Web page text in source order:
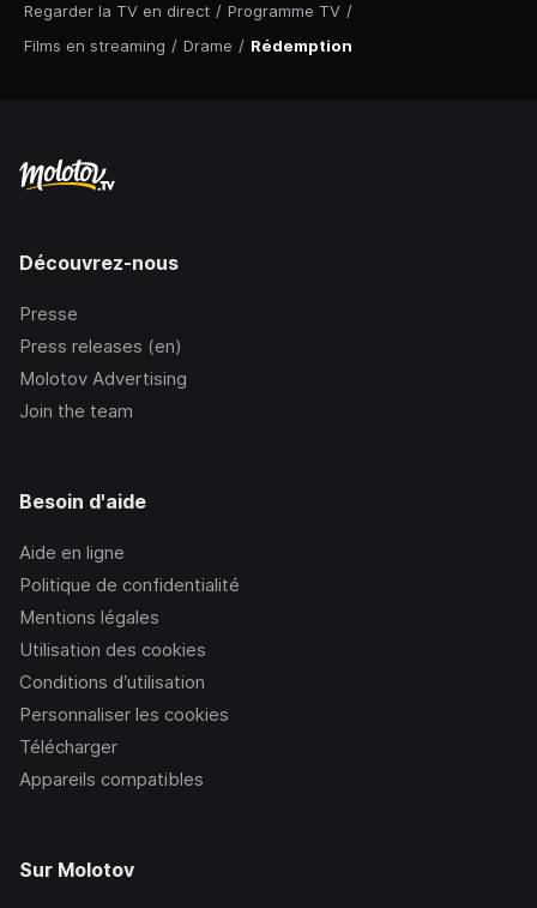
Regarder la TV en direct / Programme TV /
Films en streaming / Drame / Rédemption
Découvrez-nous
Presse
Press releases (en)
Molotov Advertising
Join the team
Besoin d'aide
Aide en ligne
Politique de confidentialité
Mentions légales
Utilisation des cookies
Conditions d’utilisation
Personnaliser les cookies
Télécharger
Appareils compatibles
Sur Molotov